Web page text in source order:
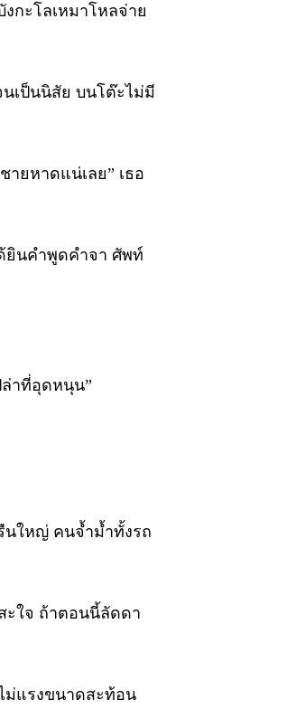
กะโลเหมาโหลจ่าย
เป็นนิสัย บนโต๊ะไม่มี
ยหาดแน่เลย” เธอ
ยินคำพูดคำจา ศัพท์
าที่อุดหนุน”
นใหญ่ คนจ้ำม้ำทั้งรถ
ะใจ ถ้าตอนนี้ลัดดา
ม่แรงขนาดสะท้อน